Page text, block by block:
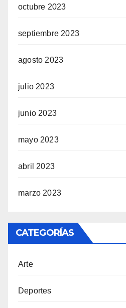
octubre 2023
septiembre 2023
agosto 2023
julio 2023
junio 2023
mayo 2023
abril 2023
marzo 2023
CATEGORÍAS
Arte
Deportes